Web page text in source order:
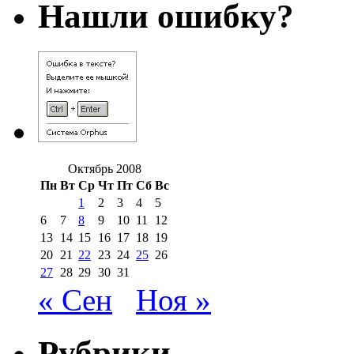
Нашли ошибку?
Октябрь 2008
Пн Вт Ср Чт Пт Сб Вс
1
2 3 4
5
6
7 8 9 10 11
12
13 14 15 16 17 18 19
20 21 22 23 24 25 26
27 28 29 30 31
« Сен Ноя »